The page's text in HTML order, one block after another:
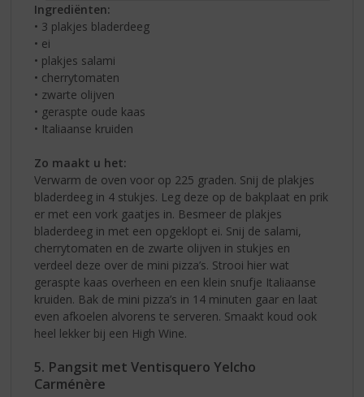
Ingrediënten:
• 3 plakjes bladerdeeg
• ei
• plakjes salami
• cherrytomaten
• zwarte olijven
• geraspte oude kaas
• Italiaanse kruiden
Zo maakt u het:
Verwarm de oven voor op 225 graden. Snij de plakjes
bladerdeeg in 4 stukjes. Leg deze op de bakplaat en prik
er met een vork gaatjes in. Besmeer de plakjes
bladerdeeg in met een opgeklopt ei. Snij de salami,
cherrytomaten en de zwarte olijven in stukjes en
verdeel deze over de mini pizza’s. Strooi hier wat
geraspte kaas overheen en een klein snufje Italiaanse
kruiden. Bak de mini pizza’s in 14 minuten gaar en laat
even afkoelen alvorens te serveren. Smaakt koud ook
heel lekker bij een High Wine.
5. Pangsit met Ventisquero Yelcho
Carménère